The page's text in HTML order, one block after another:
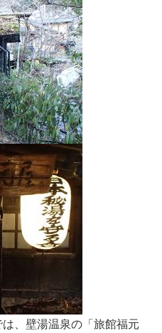
、壁湯温泉の「旅館福元